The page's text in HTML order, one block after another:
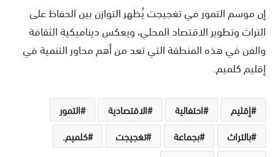
إن موسم التمور في تغجيجت يُظهر التوازن بين الحفاظ على
التراث وتطوير الاقتصاد المحلي، ويعكس ديناميكية الثقافة
والفن في هذه المنطقة التي تعد من أهم محاور التنمية في
إقليم كلميم.
إقليم احتفالية الاقتصادية
التمور
بالتراث
بجماعة تغجيجت
كلميم.